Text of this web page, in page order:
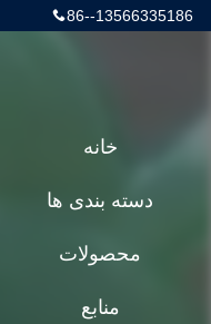
86--13566335186
خانه
دسته بندی ها
محصولات
منابع